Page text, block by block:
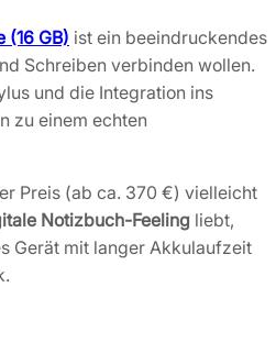
(16 GB) ist ein beeindruckendes
Schreiben verbinden wollen.
und die Integration ins
zu einem echten
Preis (ab ca. 370 €) vielleicht
Notizbuch-Feeling liebt,
Gerät mit langer Akkulaufzeit